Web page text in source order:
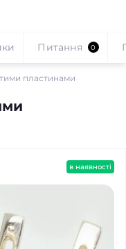
пластинами
Питання 0
в наявності